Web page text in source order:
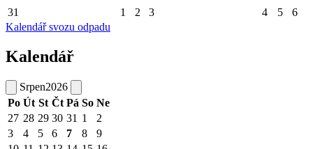
31 1 2 3 4 5
6
Kalendář svozu odpadu
Kalendář
Srpen2026
Po Út St Čt Pá So Ne
27 28 29 30 31 1
2
3
4 5 6 7 8
9